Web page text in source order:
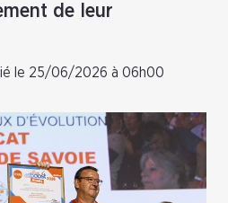
de leur
le 25/06/2026 à 06h00